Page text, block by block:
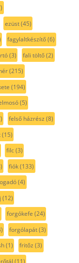
ezüst(45)
fagylaltkészítő(6)
(3) fali töltő(2)
(215)
(194)
(5)
felső házrész (8)
(15)
filc(3)
fiók(133)
(4)
(12)
forgókefe (24)
forgólapát(3)
(1) fritőz (3)
(11)